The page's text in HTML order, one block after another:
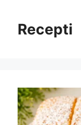
contentRecepti